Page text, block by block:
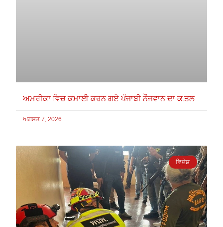
ਅਮਰੀਕਾ ਵਿਚ ਕਮਾਈ ਕਰਨ ਗਏ ਪੰਜਾਬੀ ਨੌਜਵਾਨ ਦਾ ਕ.ਤਲ
ਅਗਸਤ 7, 2026
ਵਿਦੇਸ਼